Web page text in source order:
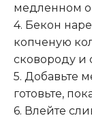
медленном
4. Бекон
копченую
сковороду и
5. Добавьте
готовьте,
6. Влейте